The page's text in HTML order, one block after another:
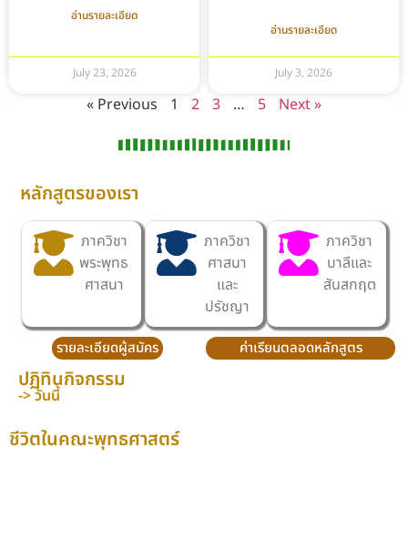
อ่านรายละเอียด
July 23, 2026
อ่านรายละเอียด
July 3, 2026
« Previous 1 2 3 … 5 Next »
หลักสูตรของเรา
ภาควิชา
พระพุทธ
ศาสนา
ภาควิชา
ศาสนา
และ
ปรัชญา
ภาควิชา
บาลีและ
สันสกฤต
รายละเอียดผู้สมัคร ค่าเรียนตลอดหลักสูตร
ปฏิทินกิจกรรม
-> วันนี้
ชีวิตในคณะพุทธศาสตร์